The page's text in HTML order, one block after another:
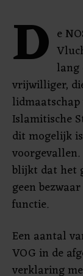
D e
lang
vrijwilliger,
Islamitische
dit mogelijk
blijkt dat het
geen
functie.
Een aantal
VOG in de
verklaring